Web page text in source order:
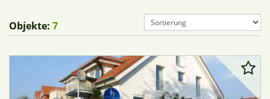
Objekte: 7